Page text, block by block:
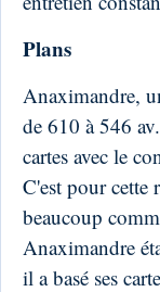
Plans
Anaximandre,
de 610 à 546
cartes avec le
C'est pour cette
beaucoup
Anaximandre
il a basé ses